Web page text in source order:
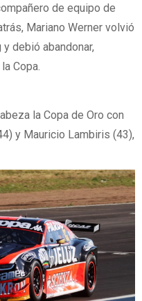
de equipo de
Mariano Werner volvió
debió abandonar,
Copa.
la Copa de Oro con
y Mauricio Lambiris (43),